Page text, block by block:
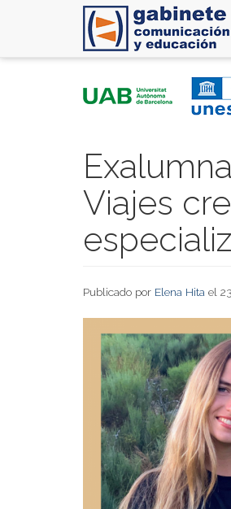
Viajes
Publicado por Elena Hita el